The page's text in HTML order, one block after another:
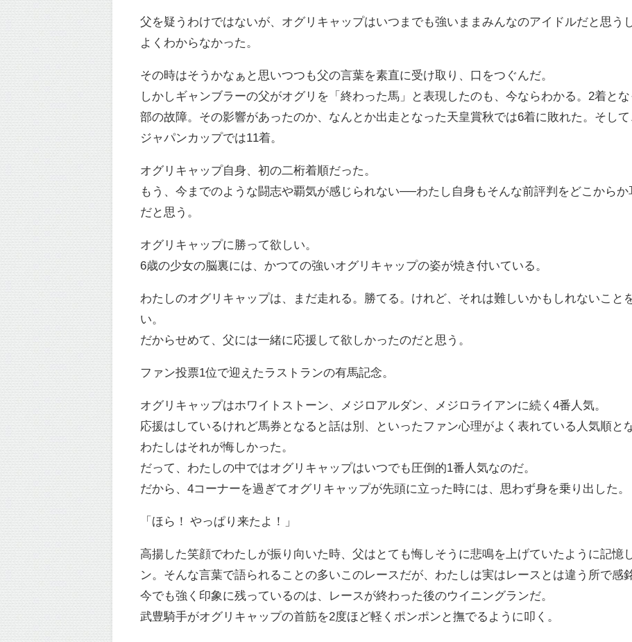
父を疑うわけではないが、オグリキャップはいつまでも強いままみんなのアイドルだと思う
よくわからなかった。
その時はそうかなぁと思いつつも父の言葉を素直に受け取り、口をつぐんだ。
しかしギャンブラーの父がオグリを「終わった馬」と表現したのも、今ならわかる。2着と
部の故障。その影響があったのか、なんとか出走となった天皇賞秋では6着に敗れた。そし
ジャパンカップでは11着。
オグリキャップ自身、初の二桁着順だった。
もう、今までのような闘志や覇気が感じられない──わたし自身もそんな前評判をどこから
だと思う。
オグリキャップに勝って欲しい。
6歳の少女の脳裏には、かつての強いオグリキャップの姿が焼き付いている。
わたしのオグリキャップは、まだ走れる。勝てる。けれど、それは難しいかもしれないこと
い。
だからせめて、父には一緒に応援して欲しかったのだと思う。
ファン投票1位で迎えたラストランの有馬記念。
オグリキャップはホワイトストーン、メジロアルダン、メジロライアンに続く4番人気。
応援はしているけれど馬券となると話は別、といったファン心理がよく表れている人気順と
わたしはそれが悔しかった。
だって、わたしの中ではオグリキャップはいつでも圧倒的1番人気なのだ。
だから、4コーナーを過ぎてオグリキャップが先頭に立った時には、思わず身を乗り出した。
「ほら！ やっぱり来たよ！」
高揚した笑顔でわたしが振り向いた時、父はとても悔しそうに悲鳴を上げていたように記憶
ン。そんな言葉で語られることの多いこのレースだが、わたしは実はレースとは違う所で感
今でも強く印象に残っているのは、レースが終わった後のウイニングランだ。
武豊騎手がオグリキャップの首筋を2度ほど軽くポンポンと撫でるように叩く。